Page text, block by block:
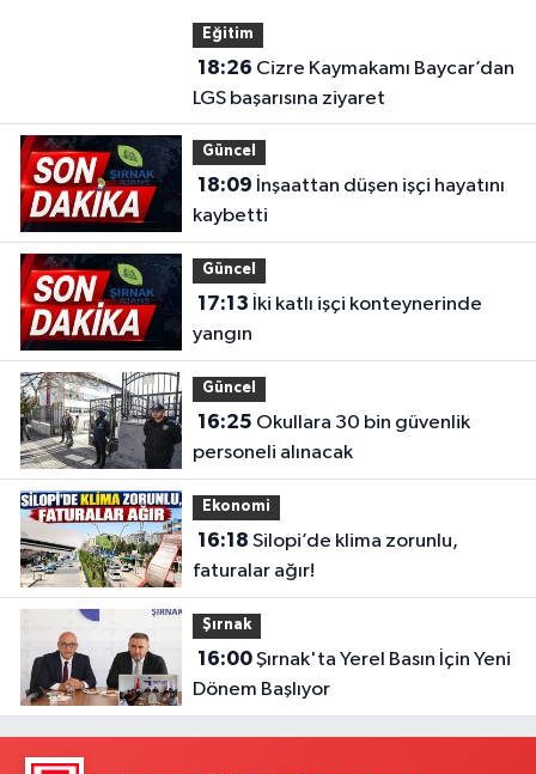
Eğitim
18:26
LGS başarısına ziyaret
Güncel
18:09
kaybetti
Güncel
17:13
yangın
Güncel
16:25
personeli alınacak
Ekonomi
16:18
faturalar ağır!
Şırnak
16:00Şırnak'ta Yerel Basın İçin Yeni
Dönem Başlıyor